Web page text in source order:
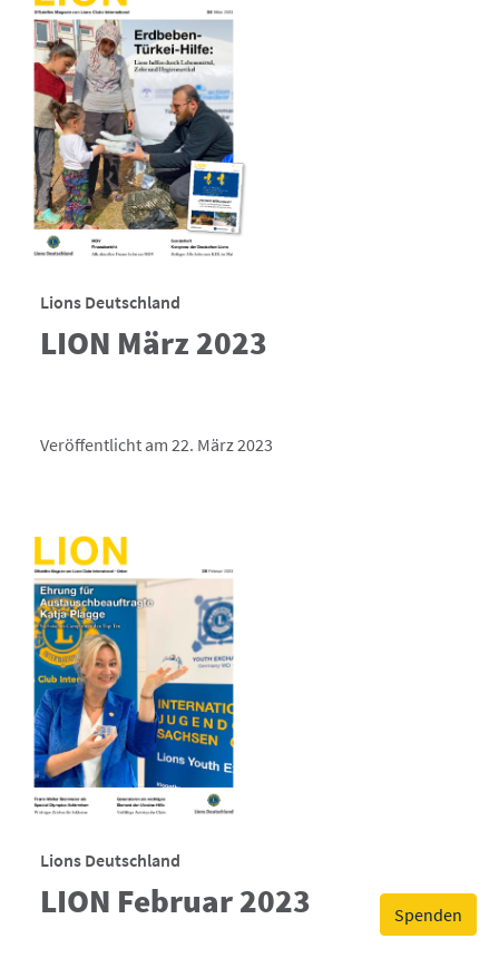
Spenden
Lions Deutschland
LION März 2023
Veröffentlicht am 22. März 2023
Lions Deutschland
LION Februar 2023